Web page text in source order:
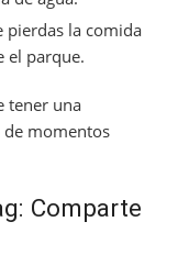
pierdas la comida
el parque.
tener una
momentos
Comparte